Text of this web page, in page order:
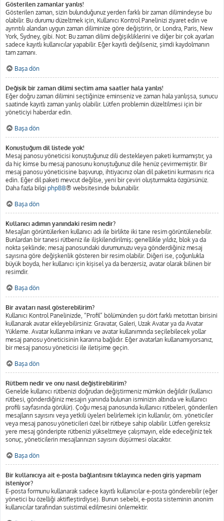
Gösterilen zamanlar yanlış!
Gösterilen zaman, sizin bulunduğunuz yerden farklı bir zaman dilimindeyse bu
olabilir. Bu durumu düzeltmek için, Kullanıcı Kontrol Panelinizi ziyaret edin ve
ayrıntılı alandan uygun zaman diliminize göre değiştirin, ör. Londra, Paris, New
York, Sydney, gibi. Not: Bu zaman dilimi değişikliklerini ve diğer bir çok ayarları
sadece kayıtlı kullanıcılar yapabilir. Eğer kayıtlı değilseniz, şimdi kaydolmanın
tam zamanı.
Başa dön
Değişik bir zaman dilimi seçtim ama saatler hala yanlış!
Eğer doğru zaman dilimini seçtiğinize eminseniz ve zaman hala yanlışsa, sunucu
saatinde kayıtlı zaman yanlış olabilir. Lütfen problemin düzeltilmesi için bir
yöneticiyi haberdar edin.
Başa dön
Konuştuğum dil listede yok!
Mesaj panosu yöneticisi konuştuğunuz dili destekleyen paketi kurmamıştır, ya
da hiç kimse bu mesaj panosunu konuştuğunuz dile henüz çevirmemiştir. Bir
mesaj panosu yöneticisine başvurup, ihtiyacınız olan dil paketini kurmasını rica
edin. Eğer dil paketi mevcut değilse, yeni bir çeviri oluşturmakta özgürsünüz.
Daha fazla bilgi phpBB® websitesinde bulunabilir.
Başa dön
Kullanıcı adımın yanındaki resim nedir?
Mesajları görüntülerken kullanıcı adı ile birlikte iki tane resim görüntülenebilir.
Bunlardan bir tanesi rütbeniz ile ilişkilendirilmiş; genellikle yıldız, blok ya da
nokta şeklinde; mesaj panosundaki durumunuzu veya gönderdiğiniz mesaj
sayısına göre değişkenlik gösteren bir resim olabilir. Diğeri ise, çoğunlukla
büyük boyda, her kullanıcı için kişisel ya da benzersiz, avatar olarak bilinen bir
resimdir.
Başa dön
Bir avatarı nasıl gösterebilirim?
Kullanıcı Kontrol Panelinizde, “Profil” bölümünden şu dört farklı metottan birisini
kullanarak avatar ekleyebilirsiniz: Gravatar, Galeri, Uzak Avatar ya da Avatar
Yükleme. Avatar kullanma imkanı ve avatar kullanımında seçilebilecek yollar
mesaj panosu yöneticisinin kararına bağlıdır. Eğer avatarları kullanamıyorsanız,
bir mesaj panosu yöneticisi ile iletişime geçin.
Başa dön
Rütbem nedir ve onu nasıl değiştirebilirim?
Genelde kullanıcı rütbenizi doğrudan değiştirmeniz mümkün değildir (kullanıcı
rütbesi, gönderdiğiniz mesajın yanında bulunan isminizin altında ve kullanıcı
profili sayfasında görülür). Çoğu mesaj panosunda kullanıcı rütbeleri, gönderilen
mesajların sayısını veya yetkili üyeleri belirlemek için kullanılır, örn. yöneticiler
veya mesaj panosu yöneticileri özel bir rütbeye sahip olabilir. Lütfen gereksiz
yere mesaj gönderipte rütbenizi yükseltmeye çalışmayın, elde edeceğiniz tek
sonuç, yöneticilerin mesajlarınızın sayısını düşürmesi olacaktır.
Başa dön
Bir kullanıcıya ait e-posta bağlantısını tıklayınca neden giriş yapmam
isteniyor?
E-posta formunu kullanarak sadece kayıtlı kullanıcılar e-posta gönderebilir (eğer
yönetici bu özelliği aktifleştirdiyse). Bunun sebebi, e-posta sisteminin anonim
kullanıcılar tarafından suistimal edilmesini önlemektir.